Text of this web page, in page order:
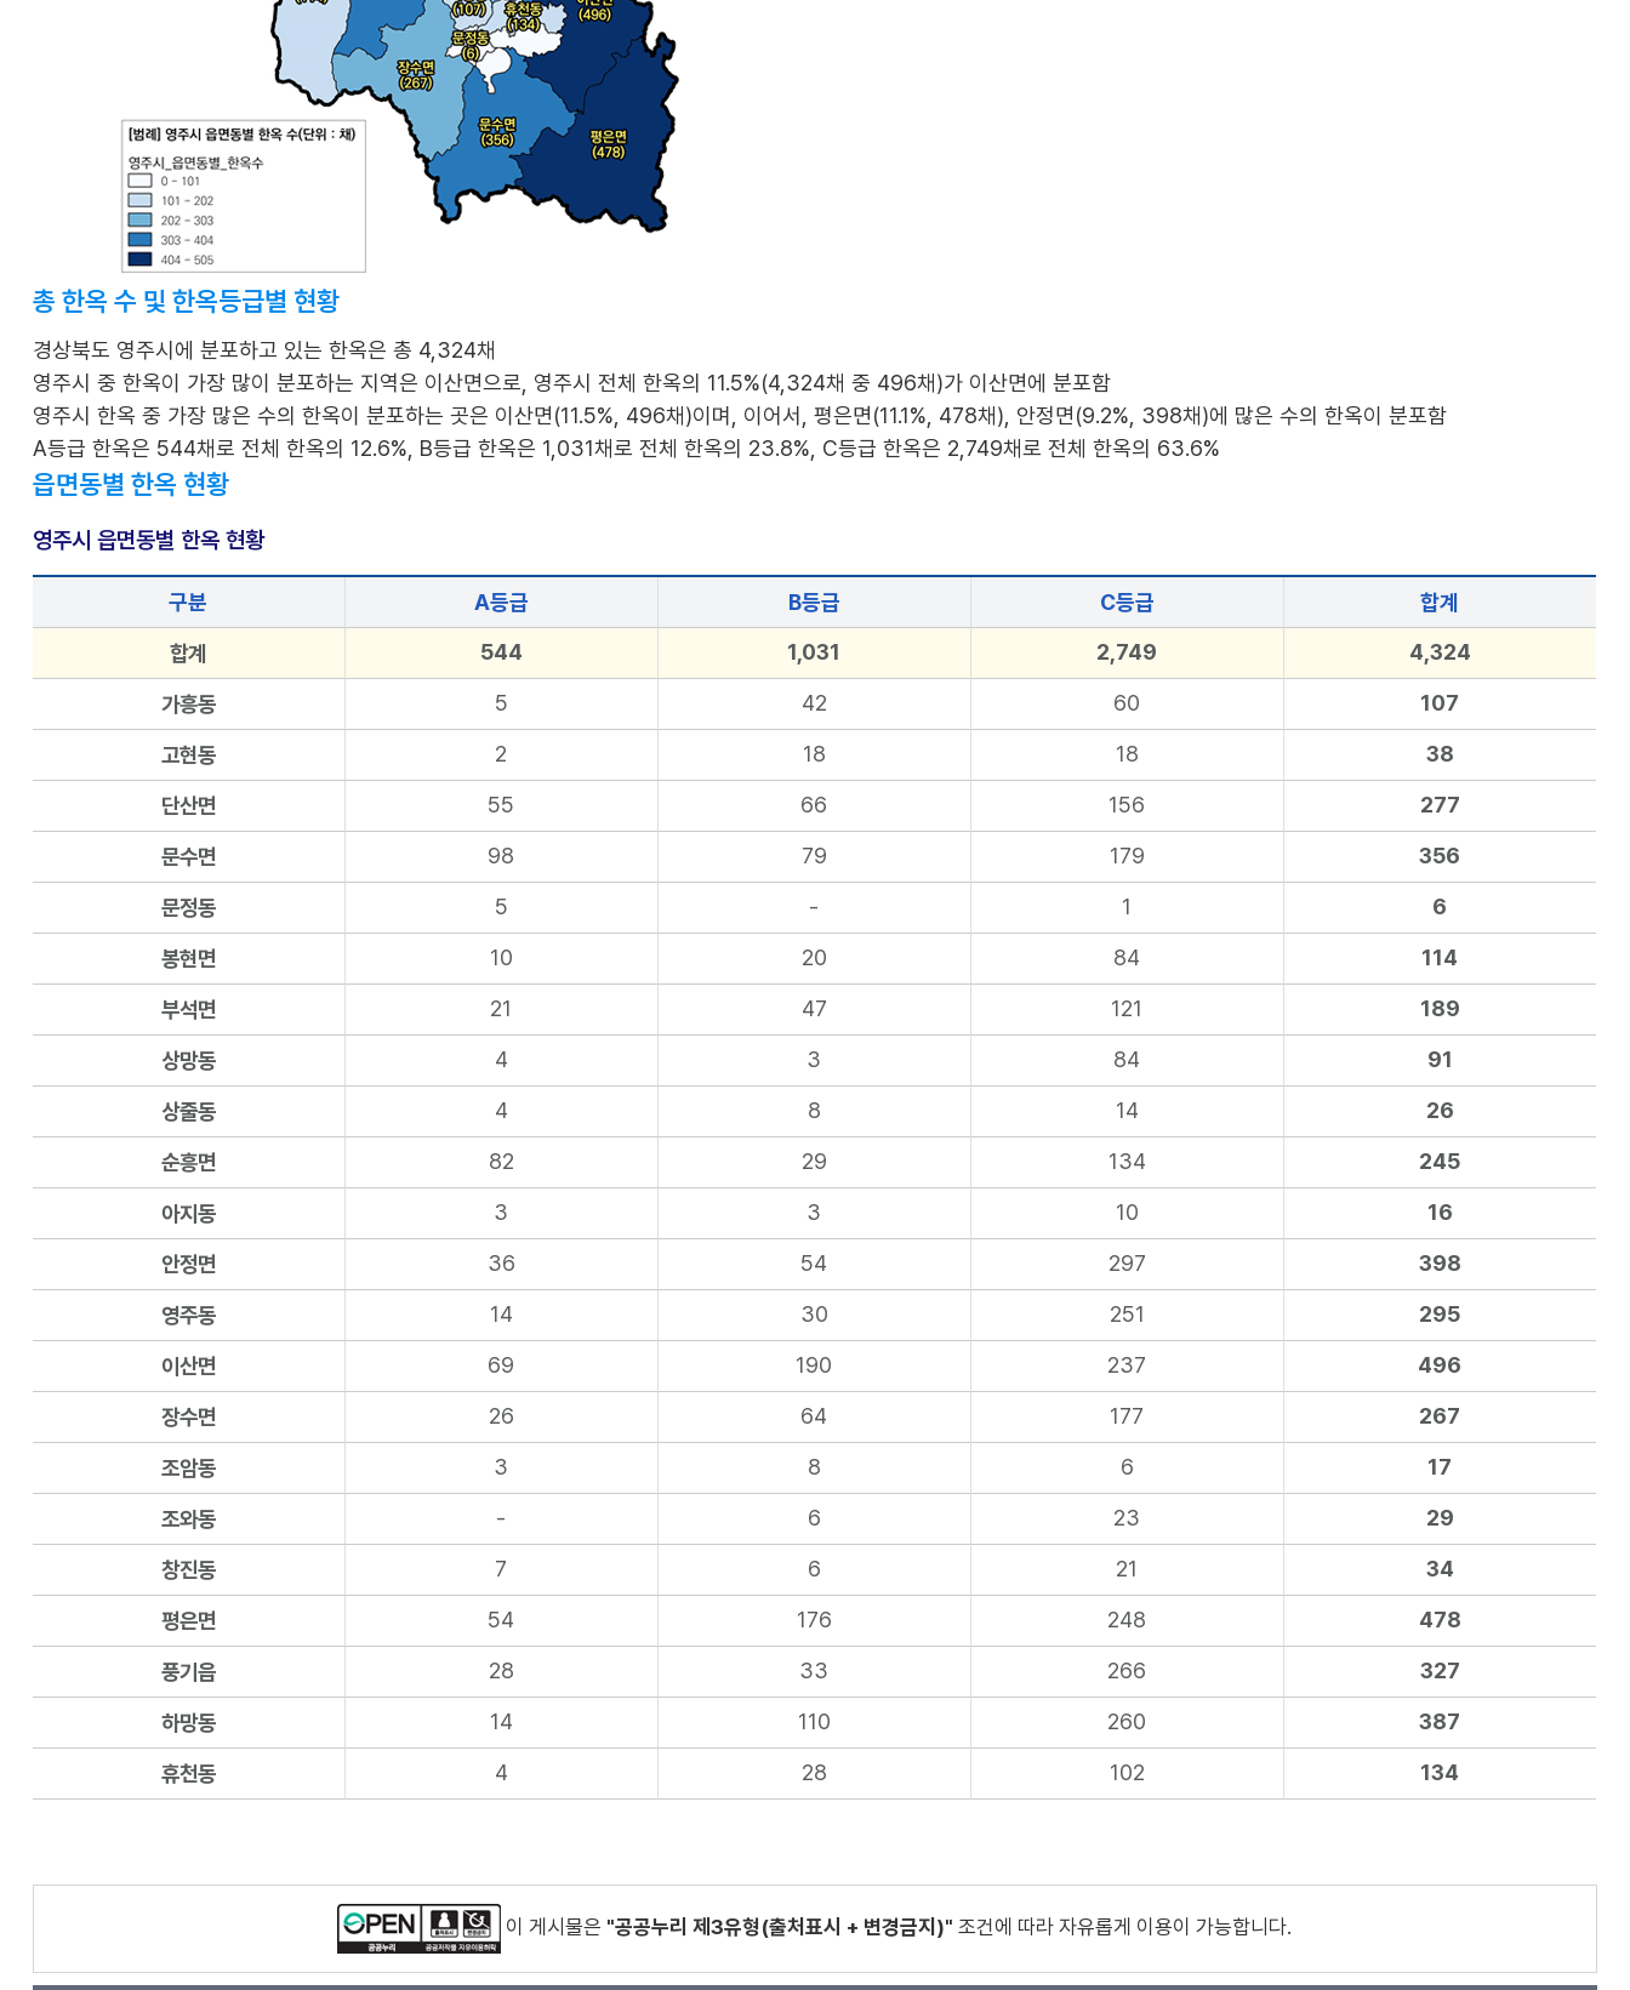
총 한옥 수 및 한옥등급별 현황
경상북도 영주시에 분포하고 있는 한옥은 총 4,324채
영주시 중 한옥이 가장 많이 분포하는 지역은 이산면으로, 영주시 전체 한옥의 11.5%(4,324채 중 496채)가 이산면에 분포함
영주시 한옥 중 가장 많은 수의 한옥이 분포하는 곳은 이산면(11.5%, 496채)이며, 이어서, 평은면(11.1%, 478채), 안정면(9.2%, 398채)에 많은 수의 한옥이 분포함
A등급 한옥은 544채로 전체 한옥의 12.6%, B등급 한옥은 1,031채로 전체 한옥의 23.8%, C등급 한옥은 2,749채로 전체 한옥의 63.6%
읍면동별 한옥 현황
영주시 읍면동별 한옥 현황
구분 A등급 B등급 C등급
합계
합계
544 1,031 2,749 4,324
가흥동 5 42 60 107
고현동 2 18 18 38
단산면 55 66 156 277
문수면 98 79 179 356
문정동 5 - 1 6
봉현면 10 20 84 114
부석면 21 47 121 189
상망동 4 3 84 91
상줄동 4 8 14 26
순흥면 82 29 134 245
아지동 3 3 10 16
안정면 36 54 297 398
영주동 14 30 251 295
이산면 69 190 237 496
장수면 26 64 177 267
조암동 3 8 6 17
조와동 - 6 23 29
창진동 7 6 21 34
평은면 54 176 248 478
풍기읍 28 33 266 327
하망동 14 110 260 387
휴천동 4 28 102 134
이 게시물은 "공공누리 제3유형(출처표시 + 변경금지)" 조건에 따라 자유롭게 이용이 가능합니다.